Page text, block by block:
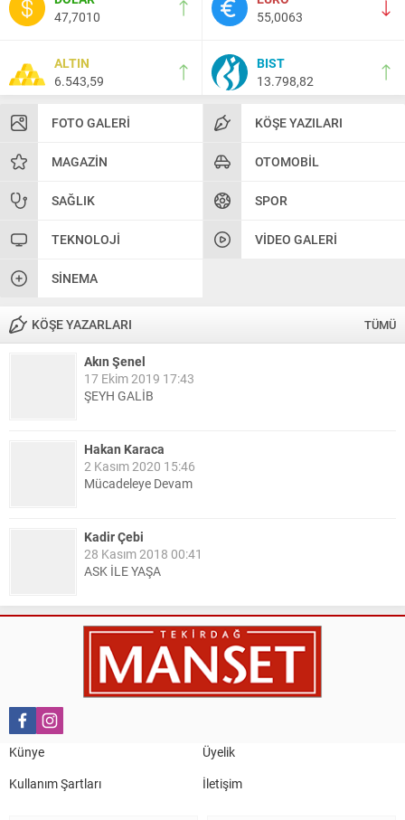
47,7010
55,0063
ALTIN
6.543,59
BIST
13.798,82
FOTO GALERI KÖŞE YAZILARI
MAGAZIN OTOMOBIL
SAĞLIK SPOR
TEKNOLOJI VIDEO GALERI
SINEMA
KÖŞE YAZARLARI TÜMÜ
Akın Şenel
17 Ekim 2019 17:43
ŞEYH GALİB
Hakan Karaca
2 Kasım 2020 15:46
Mücadeleye Devam
Kadir Çebi
28 Kasım 2018 00:41
ASK İLE YAŞA
Nail Kazanç
10 Mart 2023 21:36
HAYDİ TEKİRDAĞ MAÇA !!!!
TEKİRDAĞ İL EMNİYET MÜDÜRÜMÜZE HAYIRLI OLSUN
Künye
Üyelik
Kullanım Şartları
İletişim